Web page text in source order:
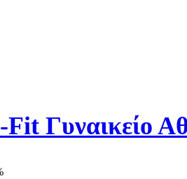
Γυναικείο